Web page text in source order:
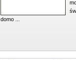
domo ...